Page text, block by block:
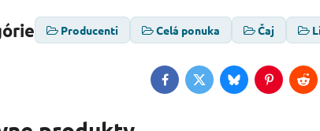
Producenti Celá ponuka Čaj
FacebookTwitterBlueskyPinterest